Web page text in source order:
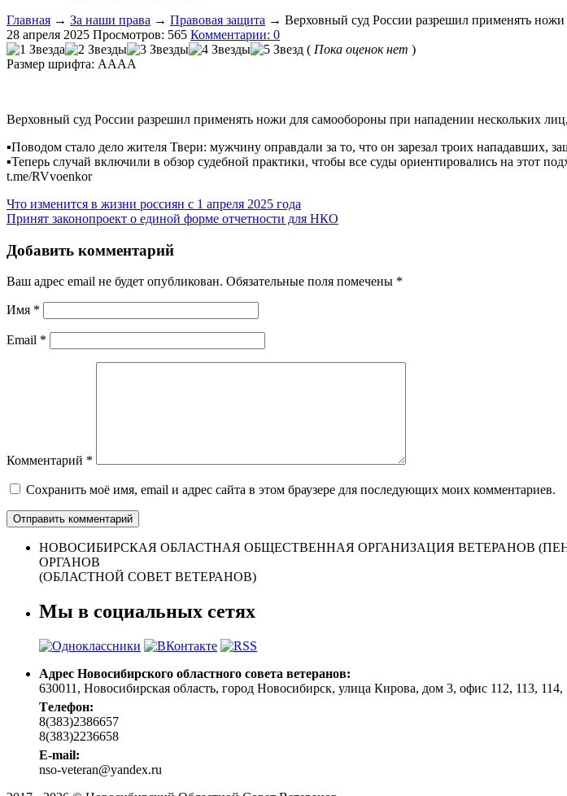
Главная → За наши права → Правовая защита → Верховный суд России разрешил применять
28 апреля 2025 Просмотров: 565 Комментарии: 0
( Пока оценок нет )
Размер шрифта: AAAA
Верховный суд России разрешил применять ножи для самообороны при нападении нескольких лиц,
▪️Поводом стало дело жителя Твери: мужчину оправдали за то, что он зарезал троих нападавших,
▪️Теперь случай включили в обзор судебной практики, чтобы все суды ориентировались на этот
t.me/RVvoenkor
Что изменится в жизни россиян с 1 апреля 2025 года
Принят законопроект о единой форме отчетности для НКО
Добавить комментарий
Ваш адрес email не будет опубликован. Обязательные поля помечены *
Имя *
Email *
Комментарий *
Сохранить моё имя, email и адрес сайта в этом браузере для последующих моих комментариев.
НОВОСИБИРСКАЯ ОБЛАСТНАЯ ОБЩЕСТВЕННАЯ ОРГАНИЗАЦИЯ ВЕТЕРАНОВ
ОРГАНОВ
(ОБЛАСТНОЙ СОВЕТ ВЕТЕРАНОВ)
Мы в социальных сетях
Адрес Новосибирского областного совета ветеранов:
630011, Новосибирская область, город Новосибирск, улица Кирова, дом 3, офис 112, 113, 114,
Tелефон:
8(383)2386657
8(383)2236658
E-mail:
nso-veteran@yandex.ru